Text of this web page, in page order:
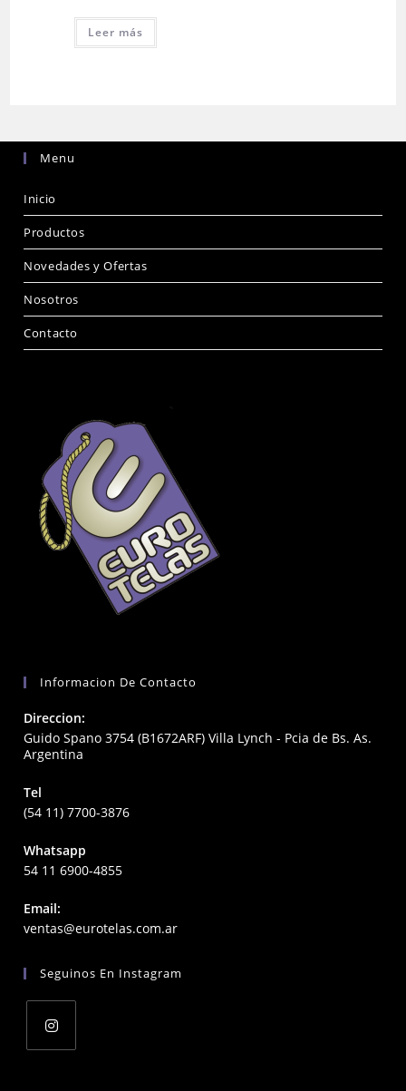
Leer más
Menu
Inicio
Productos
Novedades y Ofertas
Nosotros
Contacto
Informacion De Contacto
Direccion:
Guido Spano 3754 (B1672ARF) Villa Lynch - Pcia de Bs. As.
Argentina
Tel
(54 11) 7700-3876
Whatsapp
54 11 6900-4855
Email:
ventas@eurotelas.com.arOpens
application
Seguinos En Instagram